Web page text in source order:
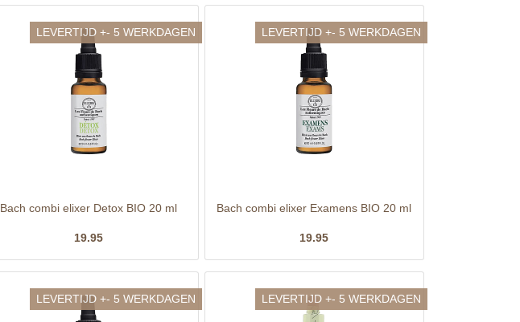
LEVERTIJD +- 5 WERKDAGEN
Bach combi elixer Detox BIO 20 ml
19.95
LEVERTIJD +- 5 WERKDAGEN
Bach combi elixer Examens BIO 20 ml
19.95
LEVERTIJD +- 5 WERKDAGEN LEVERTIJD +- 5 WERKDAGEN